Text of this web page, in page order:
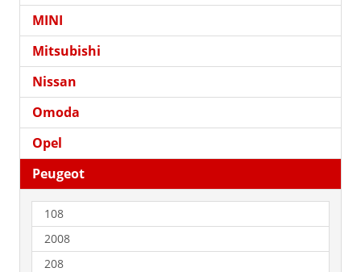
MINI
Mitsubishi
Nissan
Omoda
Opel
Peugeot
108
2008
208